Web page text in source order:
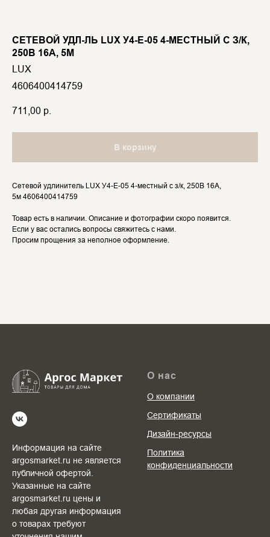
СЕТЕВОЙ УДЛ-ЛЬ LUX У4-Е-05 4-МЕСТНЫЙ С З/К,
250В 16А, 5М
LUX
4606400414759
711,00 р.
В корзину
Сетевой удлинитель LUX У4-Е-05 4-местный с з/к, 250В 16А,
5м 4606400414759
Товар есть в наличии. Описание и фотографии скоро появится.
Если у вас остались вопросы свяжитесь с нами.
Просим прощения за неполное оформление.
Информация на сайте
argosmarket.ru не является
публичной офертой.
Указанные на сайте
argosmarket.ru цены и
любая другая информация
о товарах требуют
О нас
О компании
Сертификаты
Дизайн-ресурсы
Политика
конфиденциальности